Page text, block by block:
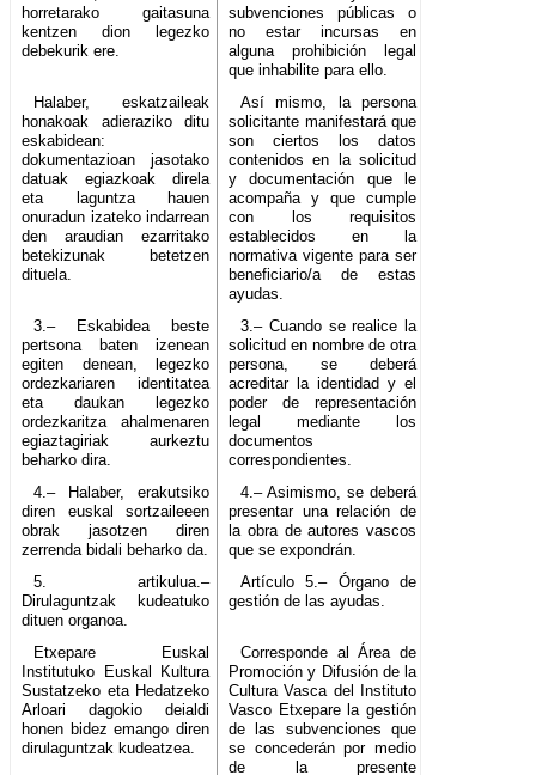
horretarako gaitasuna
kentzen dion legezko
debekurik ere.
subvenciones públicas o
no estar incursas en
alguna prohibición legal
que inhabilite para ello.
Halaber, eskatzaileak
honakoak adieraziko ditu
eskabidean:
dokumentazioan jasotako
datuak egiazkoak direla
eta laguntza hauen
onuradun izateko indarrean
den araudian ezarritako
betekizunak betetzen
dituela.
Así mismo, la persona
solicitante manifestará que
son ciertos los datos
contenidos en la solicitud
y documentación que le
acompaña y que cumple
con los requisitos
establecidos en la
normativa vigente para ser
beneficiario/a de estas
ayudas.
3.– Eskabidea beste
pertsona baten izenean
egiten denean, legezko
ordezkariaren identitatea
eta daukan legezko
ordezkaritza ahalmenaren
egiaztagiriak aurkeztu
beharko dira.
3.– Cuando se realice la
solicitud en nombre de otra
persona, se deberá
acreditar la identidad y el
poder de representación
legal mediante los
documentos
correspondientes.
4.– Halaber, erakutsiko
diren euskal sortzaileeen
obrak jasotzen diren
zerrenda bidali beharko da.
4.– Asimismo, se deberá
presentar una relación de
la obra de autores vascos
que se expondrán.
5. artikulua.–
Dirulaguntzak kudeatuko
dituen organoa.
Artículo 5.– Órgano de
gestión de las ayudas.
Etxepare Euskal
Institutuko Euskal Kultura
Sustatzeko eta Hedatzeko
Arloari dagokio deialdi
honen bidez emango diren
dirulaguntzak kudeatzea.
Corresponde al Área de
Promoción y Difusión de la
Cultura Vasca del Instituto
Vasco Etxepare la gestión
de las subvenciones que
se concederán por medio
de la presente